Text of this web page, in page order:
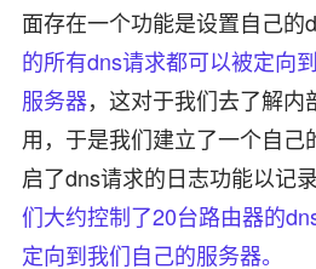
面存在一个功能是设置自己的
的所有dns请求都可以被定向
服务器，这对于我们去了解
用，于是我们建立了一个自己
启了dns请求的日志功能以记
们大约控制了20台路由器的
定向到我们自己的服务器。